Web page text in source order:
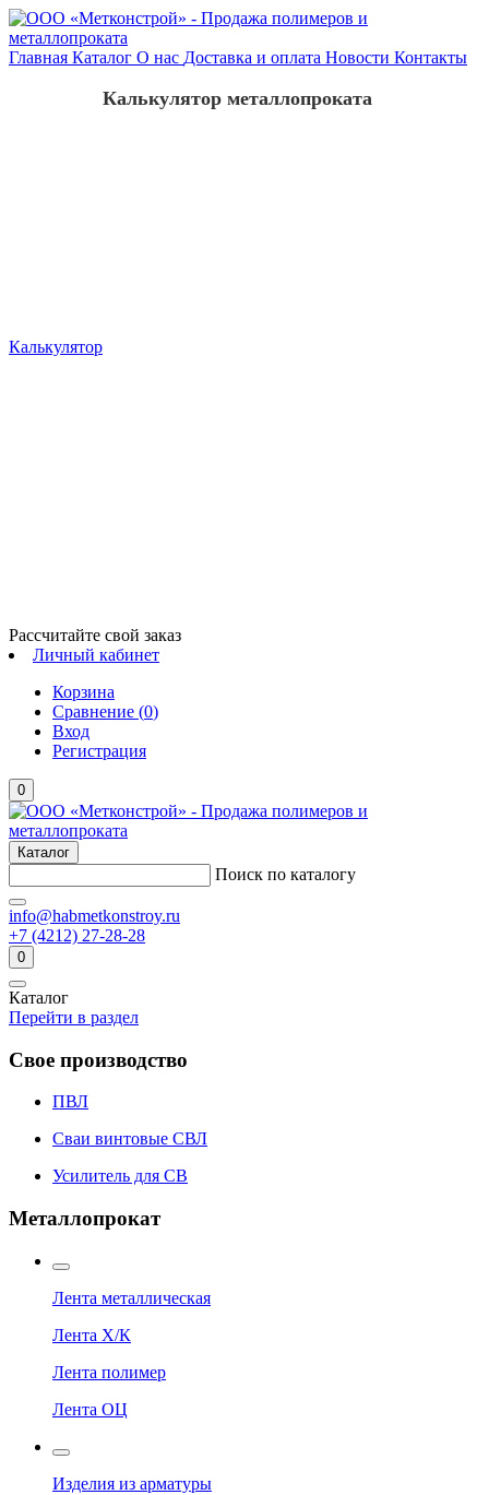
Главная Каталог О нас Доставка и оплата Новости Контакты
Калькулятор
Калькулятор металлопроката
Рассчитайте свой заказ
Личный кабинет
Корзина
Сравнение (0)
Вход
Регистрация
0
Каталог
Поиск по каталогу
info@habmetkonstroy.ru
+7 (4212) 27-28-28
0
Каталог
Перейти в раздел
Свое производство
ПВЛ
Сваи винтовые СВЛ
Усилитель для СВ
Металлопрокат
Лента металлическая
Лента Х/К
Лента полимер
Лента ОЦ
Изделия из арматуры